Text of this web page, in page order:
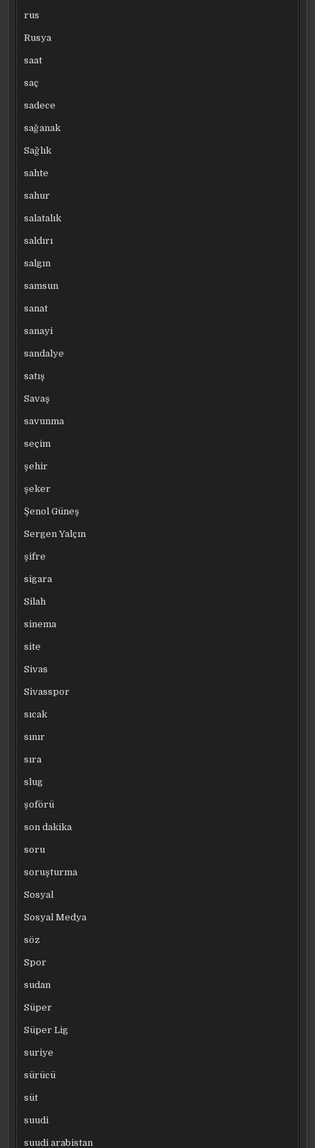
rus
Rusya
saat
saç
sadece
sağanak
Sağlık
sahte
sahur
salatalık
saldırı
salgın
samsun
sanat
sanayi
sandalye
satış
Savaş
savunma
seçim
şehir
şeker
Şenol Güneş
Sergen Yalçın
şifre
sigara
Silah
sinema
site
Sivas
Sivasspor
sıcak
sınır
sıra
slug
şoförü
son dakika
soru
soruşturma
Sosyal
Sosyal Medya
söz
Spor
sudan
Süper
Süper Lig
suriye
sürücü
süt
suudi
suudi arabistan